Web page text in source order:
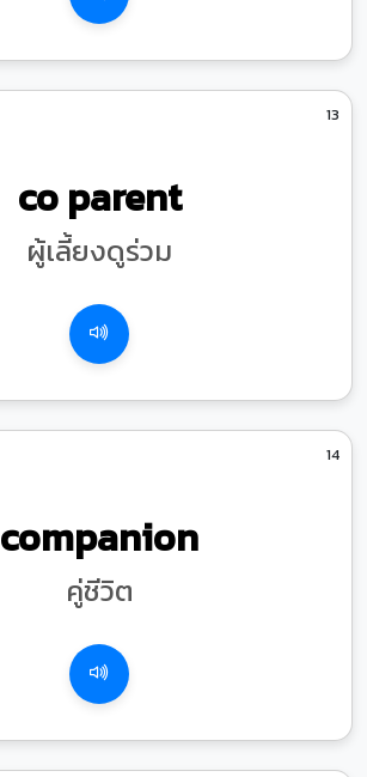
13
co parent
ผู้เลี้ยงดูร่วม
14
companion
คู่ชีวิต